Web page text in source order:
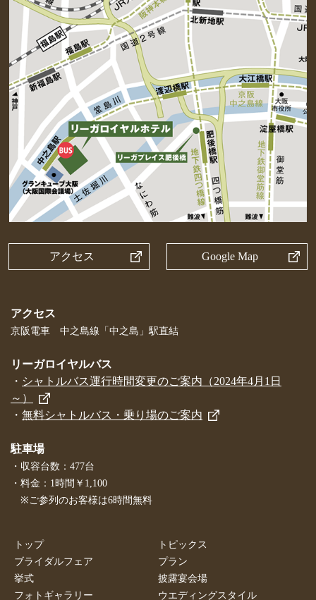
アクセス Google Map
アクセス
京阪電車 中之島線「中之島」駅直結
リーガロイヤルバス
・ シャトルバス運行時間変更のご案内（2024年4月1日
～）
・ 無料シャトルバス・乗り場のご案内
駐車場
・収容台数：477台
・料金：1時間￥1,100
※ご参列のお客様は6時間無料
トップ
トピックス
ブライダルフェア
プラン
挙式
披露宴会場
フォトギャラリー
ウエディングスタイル